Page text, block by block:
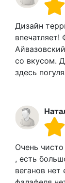
Дизайн
со вкусом.
здесь
Очень
, есть
веганов